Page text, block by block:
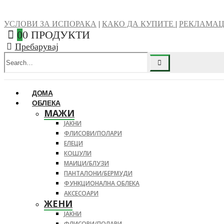
УСЛОВИ ЗА ИСПОРАКА | КАКО ДА КУПИТЕ |
00 ПРОДУКТИ
Пребарувај
ДОМА
ОБЛЕКА
МАЖИ
ЈАКНИ
ФЛИСОВИ/ПОЛАРИ
ЕЛЕЦИ
КОШУЛИ
МАИЦИ/БЛУЗИ
ПАНТАЛОНИ/БЕРМУДИ
ФУНКЦИОНАЛНА ОБЛЕКА
АКСЕСОАРИ
ЖЕНИ
ЈАКНИ